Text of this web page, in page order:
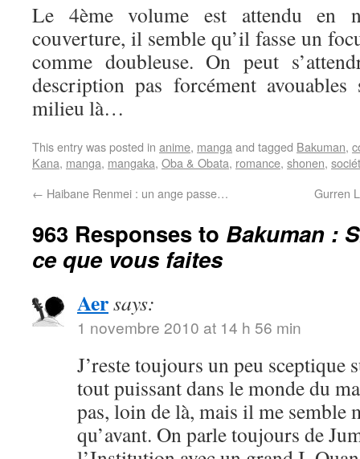
Le 4ème volume est attendu en
couverture, il semble qu’il fasse un
comme doubleuse. On peut
description pas forcément
milieu là…
This entry was posted in anime, manga and tagged Bakuman,
Kana, manga, mangaka, Oba & Obata, romance, shonen,
← Haibane Renmei : un ange passe… Gurren
963 Responses to Bakuman :
ce que vous faites
Aersays:
1 novembre 2010 at 14 h 56 min
J’reste toujours un peu sceptique
tout puissant dans le monde du
pas, loin de là, mais il me semble
qu’avant. On parle toujours de